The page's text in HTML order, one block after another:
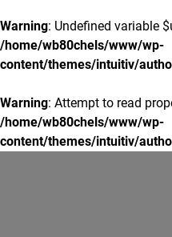
Warning: Undefined variable
/home/wb80chels/www/wp-
content/themes/intuitiv/
Warning: Attempt to read
/home/wb80chels/www/wp-
content/themes/intuitiv/